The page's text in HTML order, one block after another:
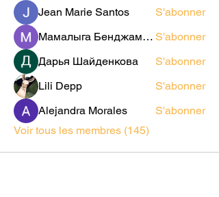
Jean Marie Santos
S'abonner
Мамалыга Бенджаминович S'abonner
Дарья Шайденкова
S'abonner
Lili Depp
S'abonner
Alejandra Morales
S'abonner
Voir tous les membres (145)